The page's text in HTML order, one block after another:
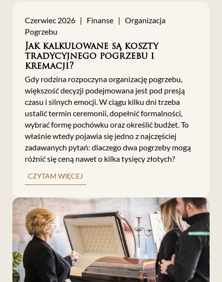
Czerwiec 2026 | Finanse | Organizacja
Pogrzebu
Jak kalkulowane są koszty
tradycyjnego pogrzebu i
kremacji?
Gdy rodzina rozpoczyna organizację pogrzebu,
większość decyzji podejmowana jest pod presją
czasu i silnych emocji. W ciągu kilku dni trzeba
ustalić termin ceremonii, dopełnić formalności,
wybrać formę pochówku oraz określić budżet. To
właśnie wtedy pojawia się jedno z najczęściej
zadawanych pytań: dlaczego dwa pogrzeby mogą
różnić się ceną nawet o kilka tysięcy złotych?
CZYTAM WIĘCEJ